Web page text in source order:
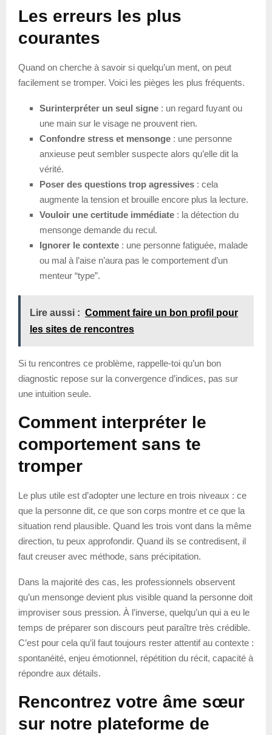
Les erreurs les plus
courantes
Quand on cherche à savoir si quelqu’un ment, on peut
facilement se tromper. Voici les pièges les plus fréquents.
Surinterpréter un seul signe : un regard fuyant ou
une main sur le visage ne prouvent rien.
Confondre stress et mensonge : une personne
anxieuse peut sembler suspecte alors qu’elle dit la
vérité.
Poser des questions trop agressives : cela
augmente la tension et brouille encore plus la lecture.
Vouloir une certitude immédiate : la détection du
mensonge demande du recul.
Ignorer le contexte : une personne fatiguée, malade
ou mal à l’aise n’aura pas le comportement d’un
menteur “type”.
Lire aussi : Comment faire un bon profil pour
les sites de rencontres
Si tu rencontres ce problème, rappelle-toi qu’un bon
diagnostic repose sur la convergence d’indices, pas sur
une intuition seule.
Comment interpréter le
comportement sans te
tromper
Le plus utile est d’adopter une lecture en trois niveaux : ce
que la personne dit, ce que son corps montre et ce que la
situation rend plausible. Quand les trois vont dans la même
direction, tu peux approfondir. Quand ils se contredisent, il
faut creuser avec méthode, sans précipitation.
Dans la majorité des cas, les professionnels observent
qu’un mensonge devient plus visible quand la personne doit
improviser sous pression. À l’inverse, quelqu’un qui a eu le
temps de préparer son discours peut paraître très crédible.
C’est pour cela qu’il faut toujours rester attentif au contexte :
spontanéité, enjeu émotionnel, répétition du récit, capacité à
répondre aux détails.
Rencontrez votre âme sœur
sur notre plateforme de